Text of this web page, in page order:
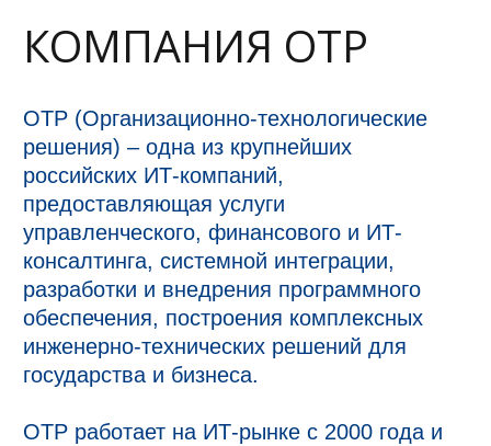
КОМПАНИЯ ОТР
ОТР (Организационно-технологические
решения) – одна из крупнейших
российских ИТ-компаний,
предоставляющая услуги
управленческого, финансового и ИТ-
консалтинга, системной интеграции,
разработки и внедрения программного
обеспечения, построения комплексных
инженерно-технических решений для
государства и бизнеса.
ОТР работает на ИТ-рынке с 2000 года и